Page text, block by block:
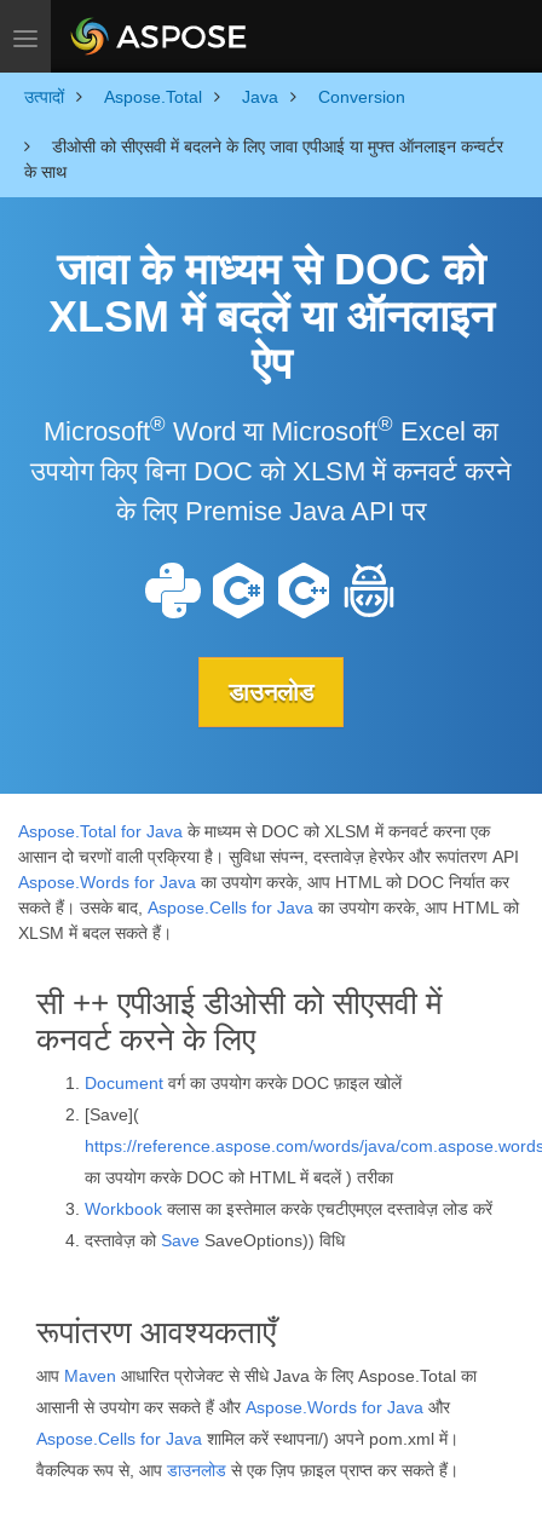
Toggle navigation
उत्पादों Aspose.Total Java Conversion
डीओसी को सीएसवी में बदलने के लिए जावा एपीआई या मुफ्त ऑनलाइन कन्वर्टर
के साथ
जावा के माध्यम से DOC को
XLSM में बदलें या ऑनलाइन
ऐप
Microsoft® Word या Microsoft® Excel का
उपयोग किए बिना DOC को XLSM में कनवर्ट करने
के लिए Premise Java API पर
डाउनलोड
Aspose.Total for Java के माध्यम से DOC को XLSM में कनवर्ट करना एक
आसान दो चरणों वाली प्रक्रिया है। सुविधा संपन्न, दस्तावेज़ हेरफेर और रूपांतरण API
Aspose.Words for Java का उपयोग करके, आप HTML को DOC निर्यात कर
सकते हैं। उसके बाद, Aspose.Cells for Java का उपयोग करके, आप HTML को
XLSM में बदल सकते हैं।
सी ++ एपीआई डीओसी को सीएसवी में
कनवर्ट करने के लिए
Document वर्ग का उपयोग करके DOC फ़ाइल खोलें
[Save](
https://reference.aspose.com/words/java/
का उपयोग करके DOC को HTML में बदलें ) तरीका
Workbook क्लास का इस्तेमाल करके एचटीएमएल दस्तावेज़ लोड करें
दस्तावेज़ कोSave SaveOptions)) विधि
रूपांतरण आवश्यकताएँ
आप Maven आधारित प्रोजेक्ट से सीधे Java के लिए Aspose.Total का
आसानी से उपयोग कर सकते हैं औरAspose.Words for Java और
Aspose.Cells for Java शामिल करें स्थापना/) अपने pom.xml में।
वैकल्पिक रूप से, आप डाउनलोड से एक ज़िप फ़ाइल प्राप्त कर सकते हैं।